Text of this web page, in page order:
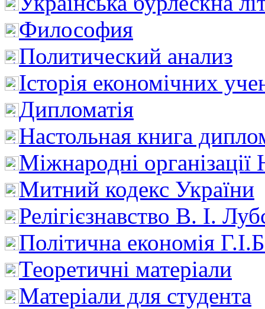
Философия
Политический анализ
Історія економічних
Дипломатія
Настольная книга
Міжнародні
Митний кодекс України
Релігієзнавство В. І.
Політична економія
Теоретичні матеріали
Матеріали для студента